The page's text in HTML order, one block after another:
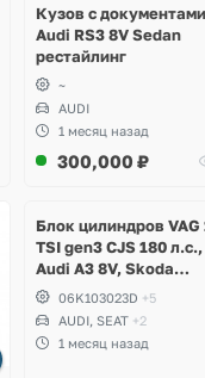
Кузов с документами
Audi RS3 8V Sedan
рестайлинг
~
AUDI
1 месяц назад
300,000 ₽
Блок цилиндров VAG
TSI gen3 CJS 180 л.с.,
Audi A3 8V, Skoda
Octavia A7, Superb,
Volkswagen Passat B8,
Golf VII Alltrack, Seat
Leon
06K103023D +5
AUDI, SEAT +2
1 месяц назад